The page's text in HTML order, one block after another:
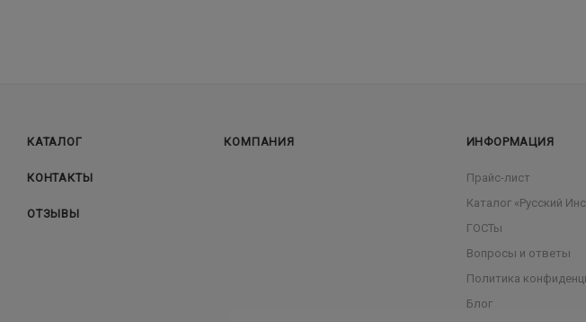
КАТАЛОГ
КОНТАКТЫ
ОТЗЫВЫ
КОМПАНИЯ ИНФОРМАЦИЯ
Прайс-лист
Каталог «Русский
ГОСТы
Вопросы и ответы
Политика
Блог